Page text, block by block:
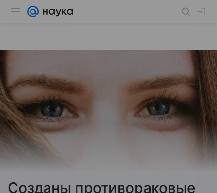
Созданы противораковые